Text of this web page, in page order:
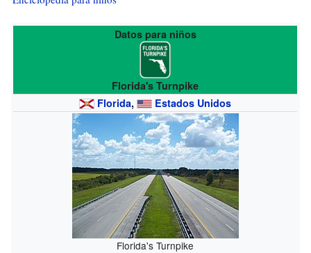
Datos para niños
Florida's Turnpike
Florida, Estados Unidos
Florida's Turnpike